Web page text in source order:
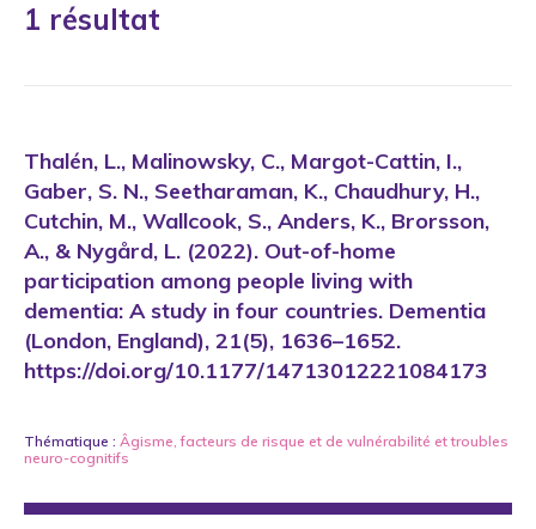
1 résultat
Thalén, L., Malinowsky, C., Margot-Cattin, I.,
Gaber, S. N., Seetharaman, K., Chaudhury, H.,
Cutchin, M., Wallcook, S., Anders, K., Brorsson,
A., & Nygård, L. (2022). Out-of-home
participation among people living with
dementia: A study in four countries. Dementia
(London, England), 21(5), 1636–1652.
https://doi.org/10.1177/14713012221084173
Thématique : Âgisme,facteurs de risque et de vulnérabilité ettroubles
neuro-cognitifs